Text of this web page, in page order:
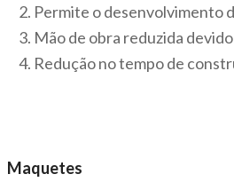
Permite o desenvolvimento
Mão de obra reduzida
Redução no tempo de
Maquetes